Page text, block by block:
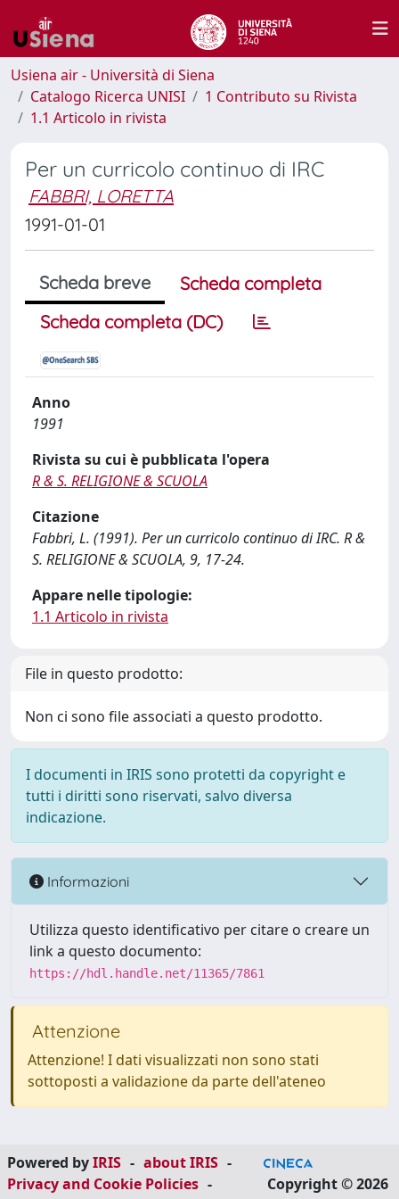
Usiena air - Università di Siena
Catalogo Ricerca UNISI
1 Contributo su Rivista
1.1 Articolo in rivista
Per un curricolo continuo di IRC
FABBRI, LORETTA
1991-01-01
Scheda breve
Scheda completa
Scheda completa (DC)
Anno
1991
Rivista su cui è pubblicata l'opera
R & S. RELIGIONE & SCUOLA
Citazione
Fabbri, L. (1991). Per un curricolo continuo di IRC. R &
S. RELIGIONE & SCUOLA, 9, 17-24.
Appare nelle tipologie:
1.1 Articolo in rivista
File in questo prodotto:
Non ci sono file associati a questo prodotto.
I documenti in IRIS sono protetti da copyright e
tutti i diritti sono riservati, salvo diversa
indicazione.
Informazioni
Utilizza questo identificativo per citare o creare un
link a questo documento:
https://hdl.handle.net/11365/7861
Attenzione
Attenzione! I dati visualizzati non sono stati
sottoposti a validazione da parte dell'ateneo
Powered byIRIS - about IRIS -
Privacy and Cookie Policies -
Copyright © 2026